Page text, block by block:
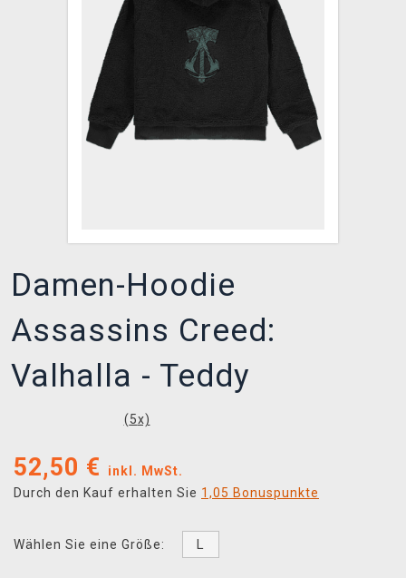
Damen-Hoodie
Assassins Creed:
Valhalla - Teddy
(5x)
52,50 €
inkl. MwSt.
Durch den Kauf erhalten Sie 1,05 Bonuspunkte
Wählen Sie eine Größe: L